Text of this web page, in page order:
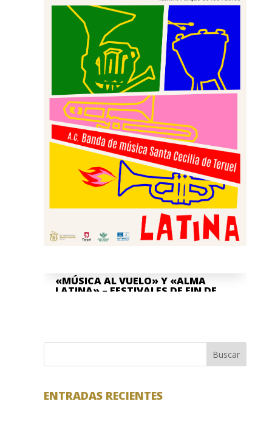
Cultural Banda de Música "Santa Cecilia"
de Teruel no para, y por ello queremos
invitaros, junto a la...
«MÚSICA AL VUELO» Y «ALMA
LATINA» – FESTIVALES DE FIN DE
Escuela Pública de Música "Antón García
Buscar
ENTRADAS RECIENTES